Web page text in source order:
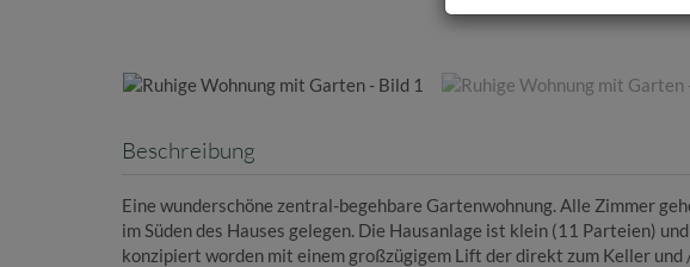
Beschreibung
Eine wunderschöne zentral-begehbare Gartenwohnung. Alle Zimmer
im Süden des Hauses gelegen. Die Hausanlage ist klein (11 Parteien)
konzipiert worden mit einem großzügigem Lift der direkt zum Keller